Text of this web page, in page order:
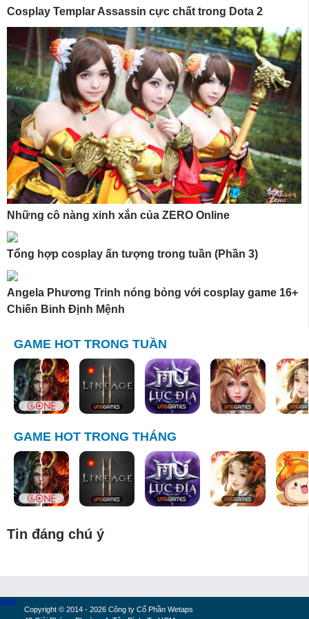
Cosplay Templar Assassin cực chất trong Dota 2
Những cô nàng xinh xắn của ZERO Online
Tổng hợp cosplay ấn tượng trong tuần (Phần 3)
Angela Phương Trinh nóng bỏng với cosplay game 16+
Chiến Binh Định Mệnh
GAME HOT TRONG TUẦN
GAME HOT TRONG THÁNG
Tin đáng chú ý
Copyright © 2014 - 2026 Công ty Cổ Phần Wetaps
MXH